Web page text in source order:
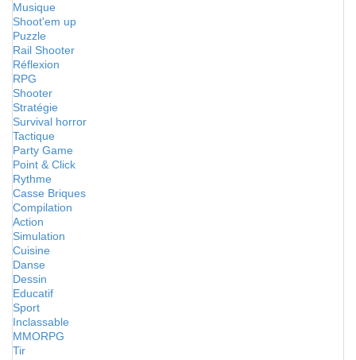
Musique
Shoot'em up
Puzzle
Rail Shooter
Réflexion
RPG
Shooter
Stratégie
Survival horror
Tactique
Party Game
Point & Click
Rythme
Casse Briques
Compilation
Action
Simulation
Cuisine
Danse
Dessin
Educatif
Sport
Inclassable
MMORPG
Tir